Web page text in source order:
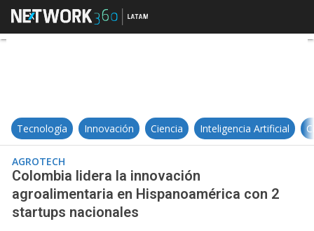
Colombia lidera la innovación
Tecnología Innovación Ciencia Inteligencia Artificial
AGROTECH
Colombia lidera la innovación
agroalimentaria en Hispanoamérica con 2
startups nacionales